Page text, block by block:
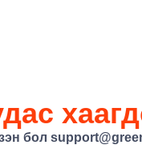
бол